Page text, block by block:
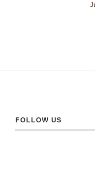
FOLLOW US